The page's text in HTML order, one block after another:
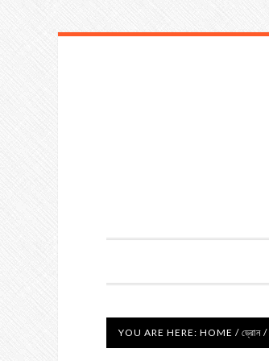
YOU ARE HERE: HOME / ড্রোন /